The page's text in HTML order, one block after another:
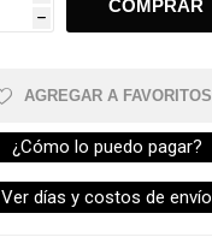
h
AGREGAR A FAVORITOS
¿Cómo lo puedo pagar?
Ver días y costos de envío